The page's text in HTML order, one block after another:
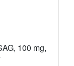
100 mg,